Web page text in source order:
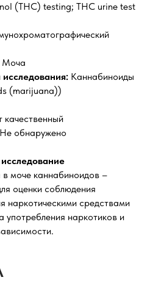
(THC) testing; THC urine test
Моча
исследования: Каннабиноиды
(marijuana))
качественный
Не обнаружено
в моче каннабиноидов –
оценки соблюдения
наркотическими средствами
употребления наркотиков и